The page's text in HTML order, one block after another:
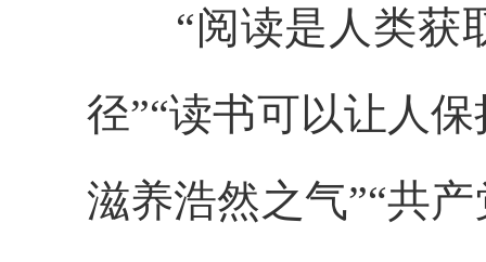
“阅读是人类获取
径”“读书可以让人
滋养浩然之气”“共